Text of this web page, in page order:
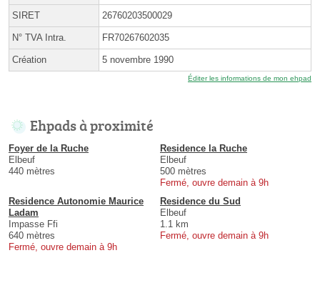
SIRET 26760203500029
N° TVA Intra. FR70267602035
Création 5 novembre 1990
Éditer les informations de mon ehpad
Ehpads à proximité
Foyer de la Ruche
Elbeuf
440 mètres
Residence la Ruche
Elbeuf
500 mètres
Fermé, ouvre demain à 9h
Residence Autonomie Maurice
Ladam
Impasse Ffi
640 mètres
Fermé, ouvre demain à 9h
Residence du Sud
Elbeuf
1.1 km
Fermé, ouvre demain à 9h